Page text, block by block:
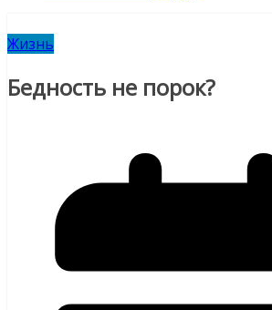
Жизнь
Бедность не порок?